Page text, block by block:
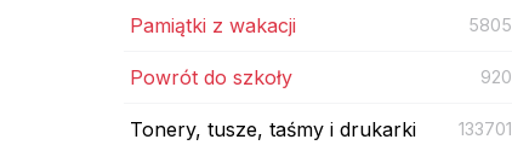
Pamiątki z wakacji 5805
Powrót do szkoły 920
Tonery, tusze, taśmy i drukarki 133701